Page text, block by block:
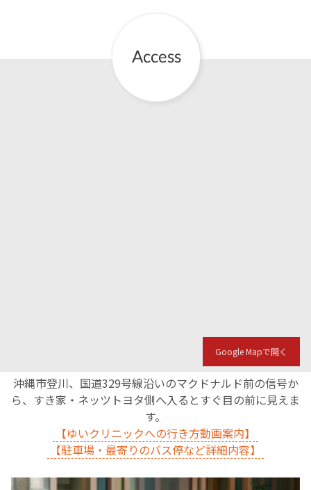
Google Mapで開く
沖縄市登川、国道329号線沿いのマクドナルド前の信号か
ら、すき家・ネッツトヨタ側へ入るとすぐ目の前に見えま
す。
【ゆいクリニックへの行き方動画案内】
【駐車場・最寄りのバス停など詳細内容】